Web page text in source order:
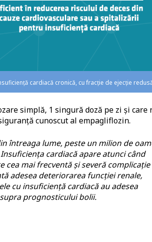
cardiacă cronică, cu fracție de ejecție
simplă, 1 singură doză pe zi și care
cunoscut al empagliflozin.
întreaga lume, peste un milion de
cardiacă apare atunci când
mai frecventă și severă complicație
adesea deteriorarea funcției renale,
cu insuficiență cardiacă au adesea
prognosticului bolii.